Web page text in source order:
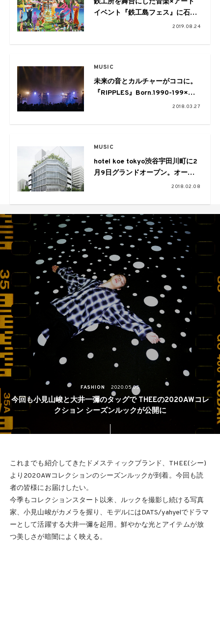
イベント『鉄工島フェス』に石野
2019.08.24
MUSIC
未来の音とカルチャーがココに。
『RIPPLES』Born.1990-199×か
ら発信された鮮烈なエネルギー
2018.03.27
MUSIC
hotel koe tokyo渋谷宇田川町に2
月9日グランドオープン。オープ
ニングイベントにはAwesome
演！
2018.02.08
FASHION 2020.05.05
今回も小見山峻と大井一彌のタッグで THEEの2020AWコレ
クション シーズンルックが公開に
これまでも紹介してきたドメスティックブランド、THEE(シー)
より2020AWコレクションのシーズンルックが到着。今回も読
者の皆様にお届けしたい。
今季もコレクションスタート以来、ルックを撮影し続ける写真
家、小見山峻がカメラを握り、モデルにはDATS/yahyelでドラマ
ーとして活躍する大井一彌を起用。鮮やかな光とアイテムが放
つ美しさが暗闇によく映える。